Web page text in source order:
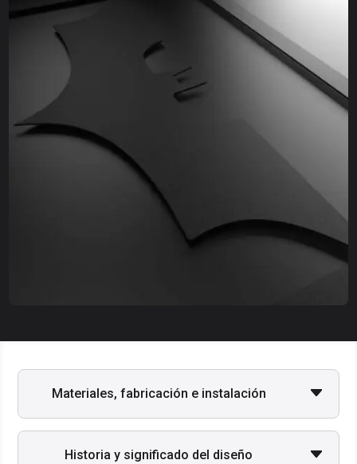
Materiales, fabricación e instalación
Historia y significado del diseño